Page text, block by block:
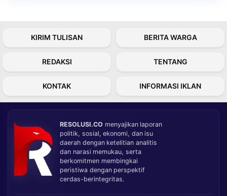
KIRIM TULISAN BERITA WARGA
REDAKSI TENTANG
KONTAK INFORMASI IKLAN
RESOLUSI.CO menyajikan laporan
politik, sosial, ekonomi, dan isu
daerah dengan ketelitian analitis
dan narasi memukau, serta
berkomitmen membingkai
peristiwa dengan perspektif
cerdas-berintegritas.